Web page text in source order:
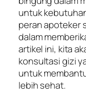
untuk
peran apoteker
dalam
artikel ini, kita
konsultasi gizi
untuk
lebih sehat.